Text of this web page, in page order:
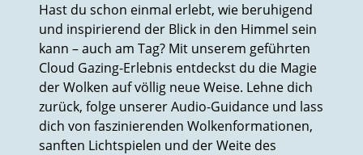
Hast du schon einmal erlebt, wie beruhigend
und inspirierend der Blick in den Himmel sein
kann – auch am Tag? Mit unserem geführten
Cloud Gazing-Erlebnis entdeckst du die Magie
der Wolken auf völlig neue Weise. Lehne dich
zurück, folge unserer Audio-Guidance und lass
dich von faszinierenden Wolkenformationen,
sanften Lichtspielen und der Weite des